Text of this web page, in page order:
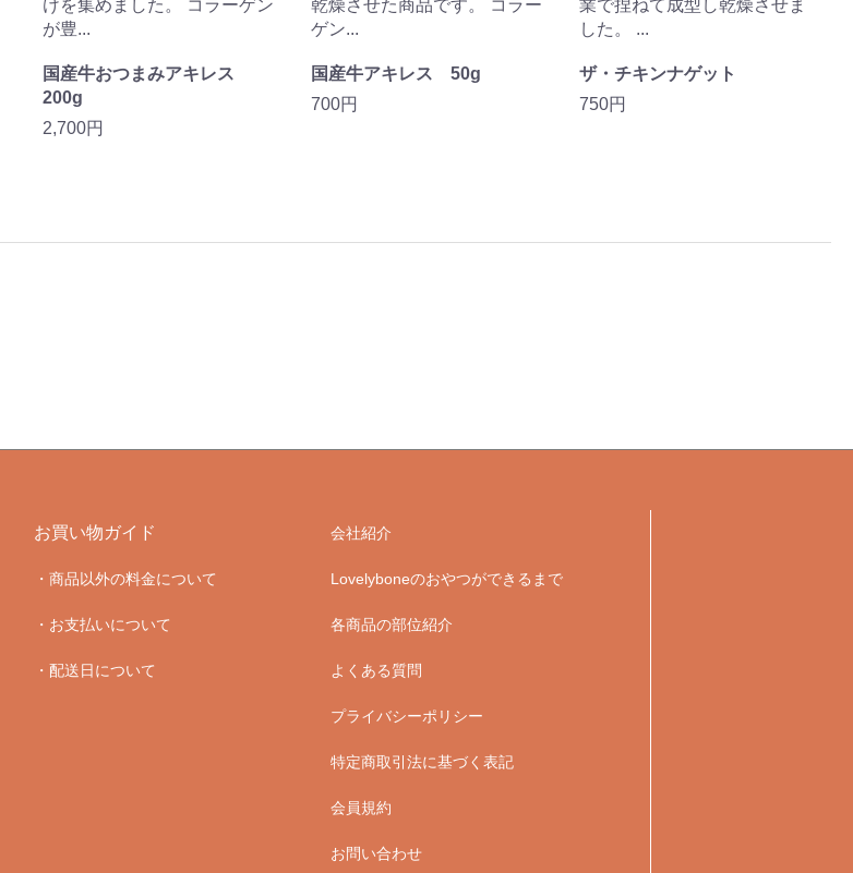
けを集めました。 コラーゲン
が豊...
国産牛おつまみアキレス
200g
2,700円
乾燥させた商品です。 コラー
ゲン...
国産牛アキレス 50g
700円
業で捏ねて成型し乾燥させま
した。 ...
ザ・チキンナゲット
750円
お買い物ガイド
・商品以外の料金について
・お支払いについて
・配送日について
会社紹介
Lovelyboneのおやつができるまで
各商品の部位紹介
よくある質問
プライバシーポリシー
特定商取引法に基づく表記
会員規約
お問い合わせ